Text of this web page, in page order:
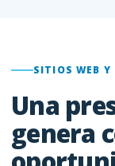
SITIOS WEB Y
Una
genera